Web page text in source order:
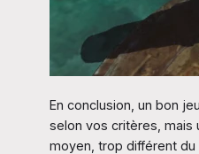
En conclusion, un bon
selon vos critères, mais
moyen, trop différent